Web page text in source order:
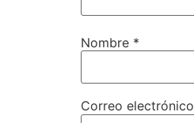
Nombre *
Correo electrónico